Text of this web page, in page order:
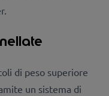
di peso superiore
un sistema di